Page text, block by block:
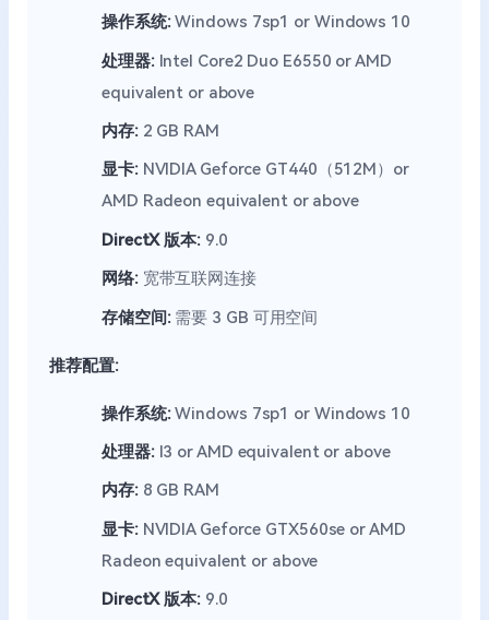
操作系统:Windows 7sp1 or Windows 10
处理器:Intel Core2 Duo E6550 or AMD
equivalent or above
内存:2 GB RAM
显卡:NVIDIA Geforce GT440（512M）or
AMD Radeon equivalent or above
DirectX 版本:9.0
网络:宽带互联网连接
存储空间:需要 3 GB 可用空间
推荐配置:
操作系统:Windows 7sp1 or Windows 10
处理器:I3 or AMD equivalent or above
内存:8 GB RAM
显卡:NVIDIA Geforce GTX560se or AMD
Radeon equivalent or above
DirectX 版本:9.0